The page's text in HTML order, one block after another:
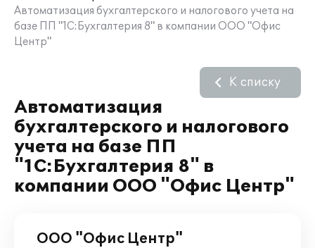
Автоматизация бухгалтерского и налогового учета на
базе ПП "1С:Бухгалтерия 8" в компании ООО "Офис
Центр"
Автоматизация
бухгалтерского и налогового
учета на базе ПП
"1С:Бухгалтерия 8" в
компании ООО "Офис Центр"
К списку
ООО "Офис Центр"